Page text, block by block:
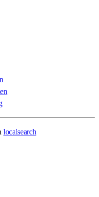
localsearch